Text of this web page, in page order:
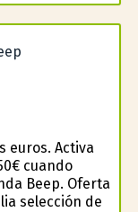
euros. Activa
cuando
Beep. Oferta
selección de